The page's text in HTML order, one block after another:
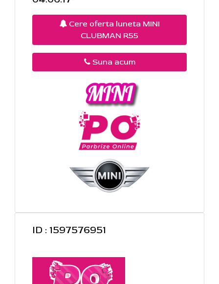
Cere oferta luneta MINI
CLUBMAN R55
Suna acum
ID : 1597576951